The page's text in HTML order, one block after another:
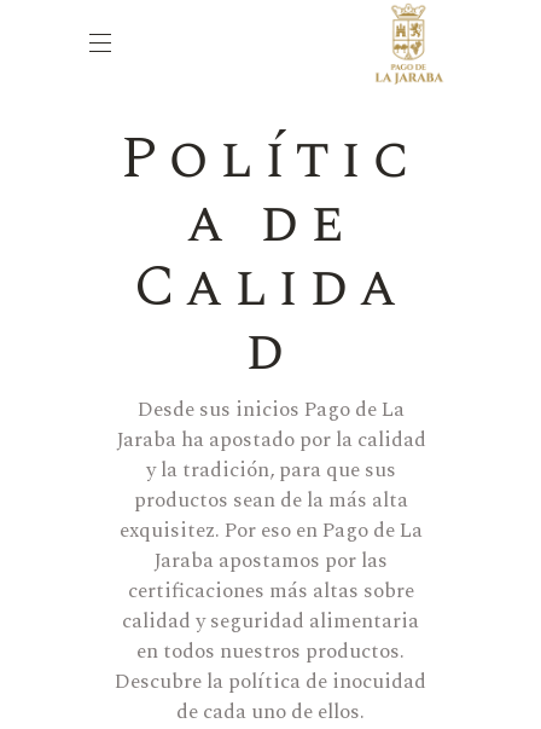
Polític
a de
Calida
d
Desde sus inicios Pago de La
Jaraba ha apostado por la calidad
y la tradición, para que sus
productos sean de la más alta
exquisitez. Por eso en Pago de La
Jaraba apostamos por las
certificaciones más altas sobre
calidad y seguridad alimentaria
en todos nuestros productos.
Descubre la política de inocuidad
de cada uno de ellos.